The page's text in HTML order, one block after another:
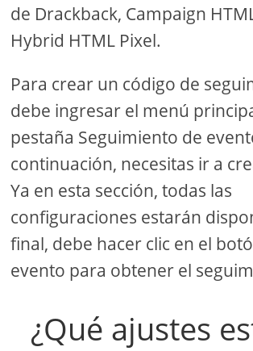
de Drackback, Campaign
Hybrid HTML Pixel.
Para crear un código de
debe ingresar el menú
pestaña Seguimiento de
continuación, necesitas ir a
Ya en esta sección, todas las
configuraciones estarán
final, debe hacer clic en el
evento para obtener el
¿Qué ajustes